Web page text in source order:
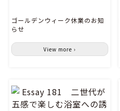
ゴールデンウィーク休業のお知
らせ
View more ›